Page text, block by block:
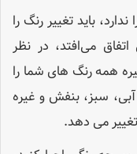
باید تغییر رنگ را
می‌افتد، در نظر
همه رنگ های شما را
سبز، بنفش و غیره
می دهد.